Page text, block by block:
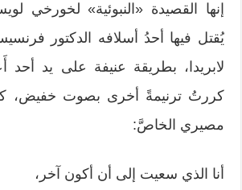
إنها القصيدة «النبوئية» لخورخي
يُقتل فيها أحدُ أسلافه الدكتور
لابريدا، بطريقة عنيفة على يد أحد
كررتُ ترنيمةً أخرى بصوت خفيض،
مصيري الخاصَّ:
أنا الذي سعيت إلى أن أكون آخر،